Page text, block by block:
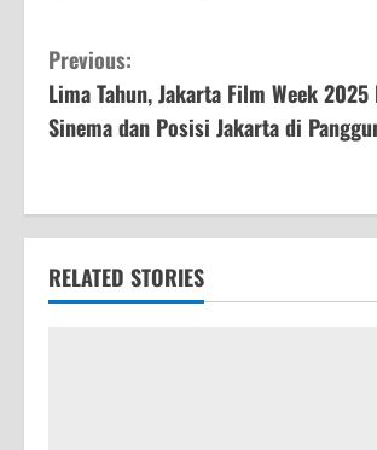
C
o
t
i
n
Previous:
Lima Tahun, Jakarta Film Week
Sinema dan Posisi Jakarta di
RELATED STORIES